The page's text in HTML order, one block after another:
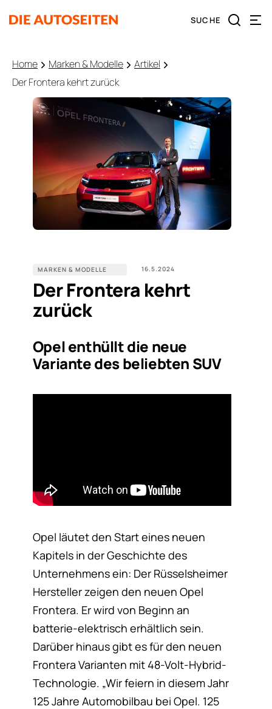
Home Marken & Modelle
Artikel
Der Frontera kehrt zurück
MARKEN & MODELLE 16.5.2024
Der Frontera kehrt
zurück
Opel enthüllt die neue
Variante des beliebten SUV
Opel läutet den Start eines neuen
Kapitels in der Geschichte des
Unternehmens ein: Der Rüsselsheimer
Hersteller zeigen den neuen Opel
Frontera. Er wird von Beginn an
batterie-elektrisch erhältlich sein.
Darüber hinaus gibt es für den neuen
Frontera Varianten mit 48-Volt-Hybrid-
Technologie. „Wir feiern in diesem Jahr
125 Jahre Automobilbau bei Opel. 125